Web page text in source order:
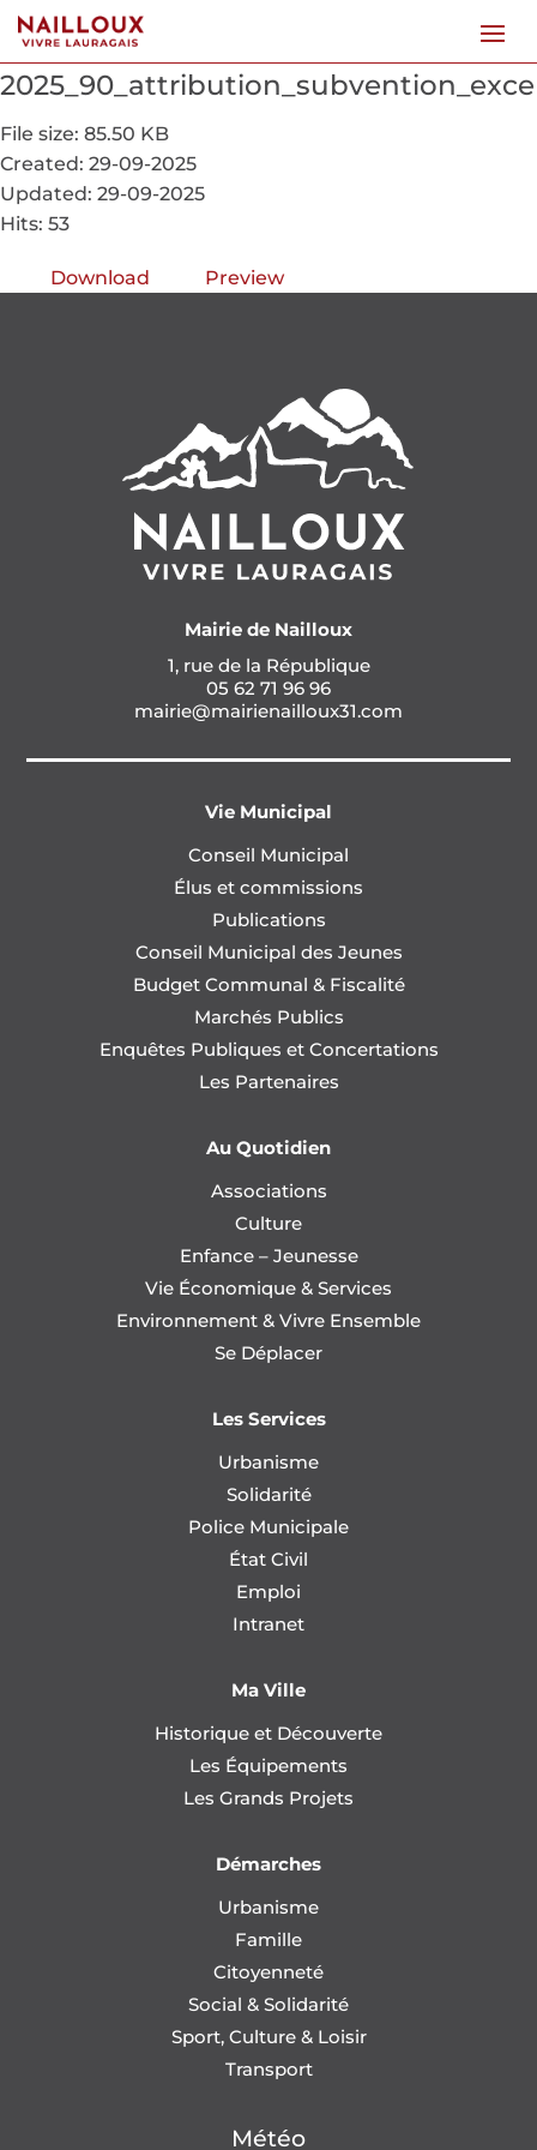
File size: 85.50 KB
Created: 29-09-2025
Updated: 29-09-2025
Hits: 53
Download Preview
Mairie de Nailloux
1, rue de la République
05 62 71 96 96
mairie@mairienailloux31.com
Vie Municipal
Conseil Municipal
Élus et commissions
Publications
Conseil Municipal des Jeunes
Budget Communal & Fiscalité
Marchés Publics
Enquêtes Publiques et Concertations
Les Partenaires
Au Quotidien
Associations
Culture
Enfance – Jeunesse
Vie Économique & Services
Environnement & Vivre Ensemble
Se Déplacer
Les Services
Urbanisme
Solidarité
Police Municipale
État Civil
Emploi
Intranet
Ma Ville
Historique et Découverte
Les Équipements
Les Grands Projets
Démarches
Urbanisme
Famille
Citoyenneté
Social & Solidarité
Sport, Culture & Loisir
Transport
Météo